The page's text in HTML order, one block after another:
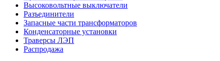
Высоковольтные выключатели
Разъединители
Запасные части трансформаторов
Конденсаторные установки
Траверсы ЛЭП
Распродажа